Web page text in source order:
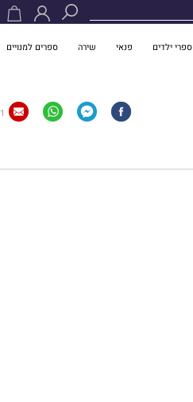
ספרי ילדים פנאי שירה ספרים למנויים
1